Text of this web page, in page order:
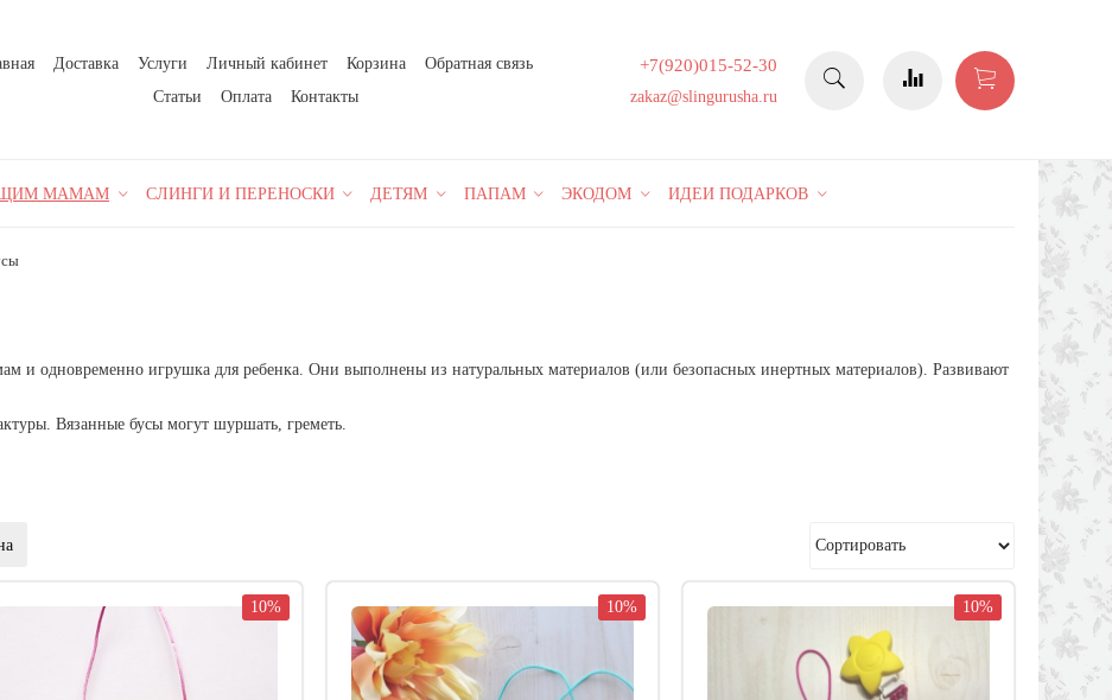
Доставка Услуги Личный кабинет Корзина
Обратная связь
Статьи
Оплата Контакты
+7(920)015-52-30
zakaz@slingurusha.ru
МАМАМ СЛИНГИ И ПЕРЕНОСКИ ДЕТЯМ ПАПАМ ЭКОДОМ ИДЕИ ПОДАРКОВ
и одновременно игрушка для ребенка. Они выполнены из натуральных материалов (или безопасных инертных материалов). Развивают
Вязанные бусы могут шуршать, греметь.
10% 10% 10%